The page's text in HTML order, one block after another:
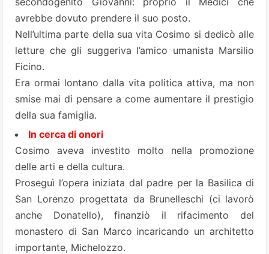
avrebbe dovuto prendere il suo posto.
Nell’ultima parte della sua vita Cosimo si dedicò alle
letture che gli suggeriva l’amico umanista Marsilio
Ficino.
Era ormai lontano dalla vita politica attiva, ma non
smise mai di pensare a come aumentare il prestigio
della sua famiglia.
In cerca di onori
Cosimo aveva investito molto nella promozione
delle arti e della cultura.
Proseguì l’opera iniziata dal padre per la Basilica di
San Lorenzo progettata da Brunelleschi (ci lavorò
anche Donatello), finanziò il rifacimento del
monastero di San Marco incaricando un architetto
importante, Michelozzo.